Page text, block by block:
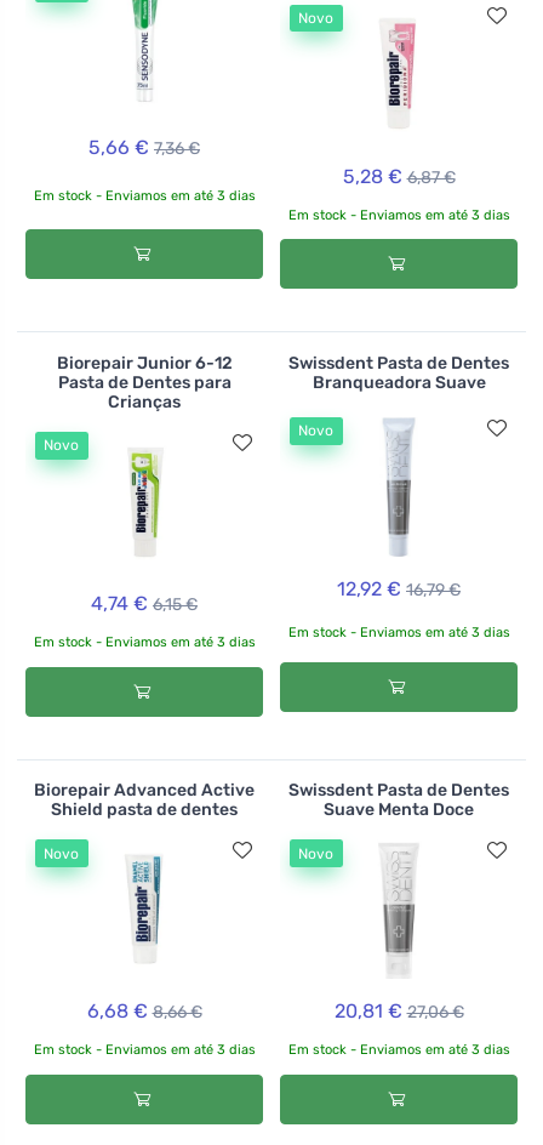
5,66 € 7,36 €
Em stock - Enviamos em até 3 dias
Novo
5,28 € 6,87 €
Em stock - Enviamos em até 3 dias
Biorepair Junior 6-12
Pasta de Dentes para
Crianças
Novo
4,74 € 6,15 €
Em stock - Enviamos em até 3 dias
Swissdent Pasta de Dentes
Branqueadora Suave
Novo
12,92 € 16,79 €
Em stock - Enviamos em até 3 dias
Biorepair Advanced Active
Shield pasta de dentes
Novo
6,68 € 8,66 €
Em stock - Enviamos em até 3 dias
Swissdent Pasta de Dentes
Suave Menta Doce
Novo
20,81 € 27,06 €
Em stock - Enviamos em até 3 dias